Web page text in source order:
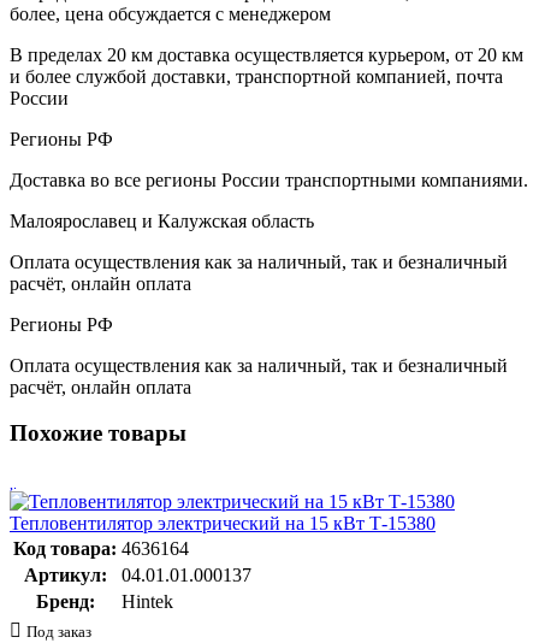
более, цена обсуждается с менеджером
В пределах 20 км доставка осуществляется курьером, от 20 км
и более службой доставки, транспортной компанией, почта
России
Регионы РФ
Доставка во все регионы России транспортными компаниями.
Малоярославец и Калужская область
Оплата осуществления как за наличный, так и безналичный
расчёт, онлайн оплата
Регионы РФ
Оплата осуществления как за наличный, так и безналичный
расчёт, онлайн оплата
Похожие товары
Тепловентилятор электрический на 15 кВт Т-15380
Код товара: 4636164
Артикул:
04.01.01.000137
Бренд:
Hintek
Под заказ